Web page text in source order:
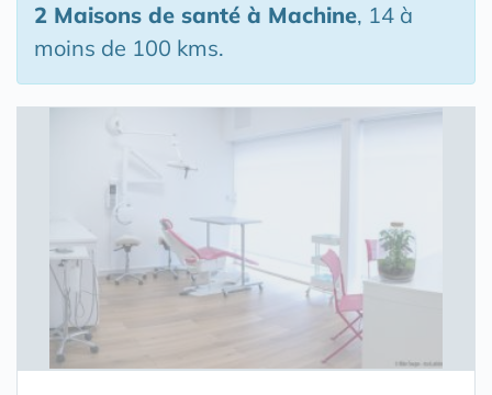
2 Maisons de santé à Machine, 14 à
moins de 100 kms.